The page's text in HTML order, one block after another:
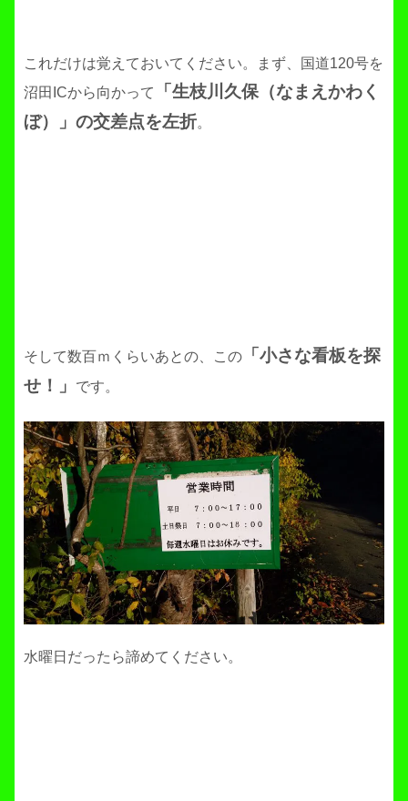
これだけは覚えておいてください。まず、国道120号を
沼田ICから向かって
「生枝川久保（なまえかわく
ぼ）」 の交差点を左折。
そして数百ｍくらいあとの、この
「小さな看板を探
せ！」
です。
水曜日だったら諦めてください。